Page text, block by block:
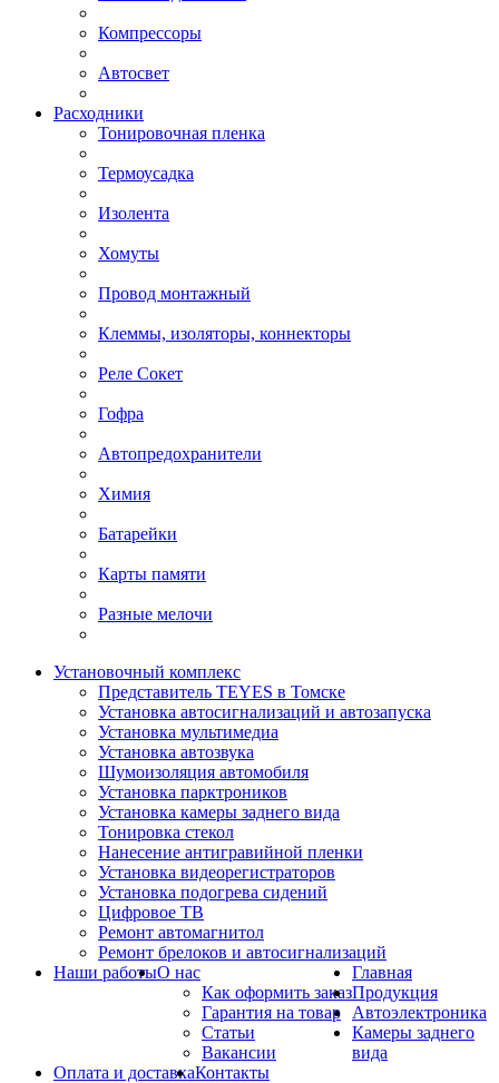
Компрессоры
Автосвет
Расходники
Тонировочная пленка
Термоусадка
Изолента
Хомуты
Провод монтажный
Клеммы, изоляторы, коннекторы
Реле Сокет
Гофра
Автопредохранители
Химия
Батарейки
Карты памяти
Разные мелочи
Установочный комплекс
Представитель TEYES в Томске
Установка автосигнализаций и автозапуска
Установка мультимедиа
Установка автозвука
Шумоизоляция автомобиля
Установка парктроников
Установка камеры заднего вида
Тонировка стекол
Нанесение антигравийной пленки
Установка видеорегистраторов
Установка подогрева сидений
Цифровое ТВ
Ремонт автомагнитол
Ремонт брелоков и автосигнализаций
Наши работыО нас
Как оформить заказ
Гарантия на товар
Статьи
Вакансии
Оплата и доставкаКонтакты
Главная
Продукция
Автоэлектроника
Камеры заднего
вида